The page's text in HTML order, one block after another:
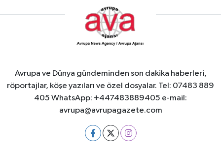
Avrupa ve Dünya gündeminden son dakika haberleri,
röportajlar, köşe yazıları ve özel dosyalar. Tel: 07483 889
405 WhatsApp: +447483889405 e-mail:
avrupa@avrupagazete.com